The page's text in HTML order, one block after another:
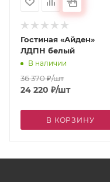
Гостиная «Айден»
ЛДПН белый
В наличии
36 370₽/шт
24 220 ₽/шт
В КОРЗИНУ